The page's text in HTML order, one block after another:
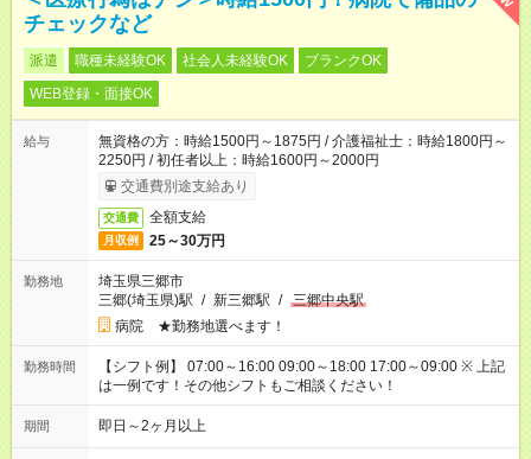
チェックなど
派遣 職種未経験OK 社会人未経験OK
ブランクOK
WEB登録・面接OK
給与
無資格の方：時給1500円～1875円 / 介護福祉士：時給1800円～
2250円 / 初任者以上：時給1600円～2000円
交通費別途支給あり
交通費 全額支給
月収例 25～30万円
勤務地
埼玉県三郷市
三郷(埼玉県)駅 / 新三郷駅 / 三郷中央駅
病院 ★勤務地選べます！
勤務時間
【シフト例】 07:00～16:00 09:00～18:00 17:00～09:00 ※ 上記
は一例です！その他シフトもご相談ください！
期間 即日～2ヶ月以上